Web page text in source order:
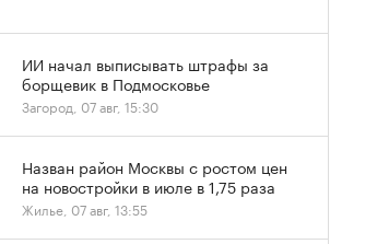
ИИ начал выписывать штрафы за
борщевик в Подмосковье
Загород, 07 авг, 15:30
Назван район Москвы с ростом цен
на новостройки в июле в 1,75 раза
Жилье, 07 авг, 13:55